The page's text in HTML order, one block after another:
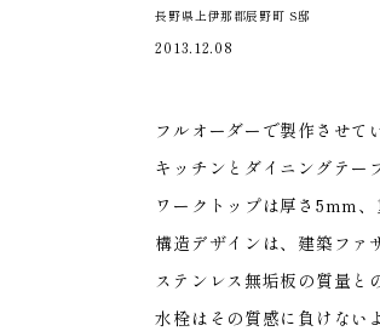
長野県上伊那郡辰野町 S邸
2013.12.08
フルオーダーで製作させて
キッチンとダイニングテー
ワークトップは厚さ5mm
構造デザインは、建築ファ
ステンレス無垢板の質量と
水栓はその質感に負けない